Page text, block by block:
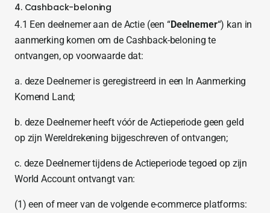
4. Cashback-beloning
4.1 Een deelnemer aan de Actie (een “Deelnemer“) kan in
aanmerking komen om de Cashback-beloning te
ontvangen, op voorwaarde dat:
a. deze Deelnemer is geregistreerd in een In Aanmerking
Komend Land;
b. deze Deelnemer heeft vóór de Actieperiode geen geld
op zijn Wereldrekening bijgeschreven of ontvangen;
c. deze Deelnemer tijdens de Actieperiode tegoed op zijn
World Account ontvangt van:
(1) een of meer van de volgende e-commerce platforms: